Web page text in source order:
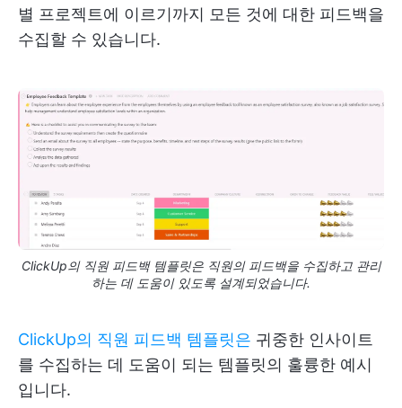
별 프로젝트에 이르기까지 모든 것에 대한 피드백을
수집할 수 있습니다.
ClickUp의 직원 피드백 템플릿은 직원의 피드백을 수집하고 관리
하는 데 도움이 있도록 설계되었습니다.
ClickUp의 직원 피드백 템플릿은 귀중한 인사이트
를 수집하는 데 도움이 되는 템플릿의 훌륭한 예시
입니다.